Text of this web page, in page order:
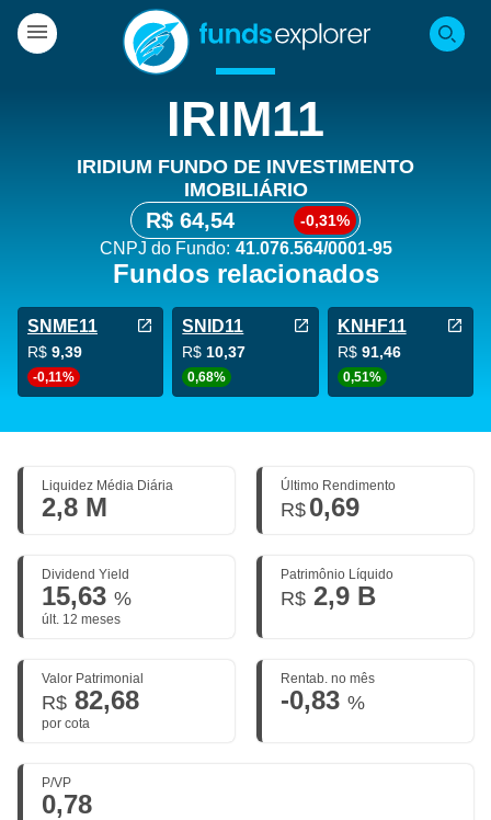
IRIM11
IRIDIUM FUNDO DE INVESTIMENTO
IMOBILIÁRIO
R$ 64,54 -0,31%
CNPJ do Fundo: 41.076.564/0001-95
Fundos relacionados
SNME11
R$ 9,39
-0,11%
SNID11
R$ 10,37
0,68%
KNHF11
R$ 91,46
0,51%
Liquidez Média Diária
2,8 M
Último Rendimento
R$ 0,69
Dividend Yield
15,63 %
últ. 12 meses
Patrimônio Líquido
R$ 2,9 B
Valor Patrimonial
R$ 82,68
por cota
Rentab. no mês
-0,83 %
P/VP
0,78